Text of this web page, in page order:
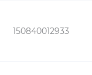
150840012933